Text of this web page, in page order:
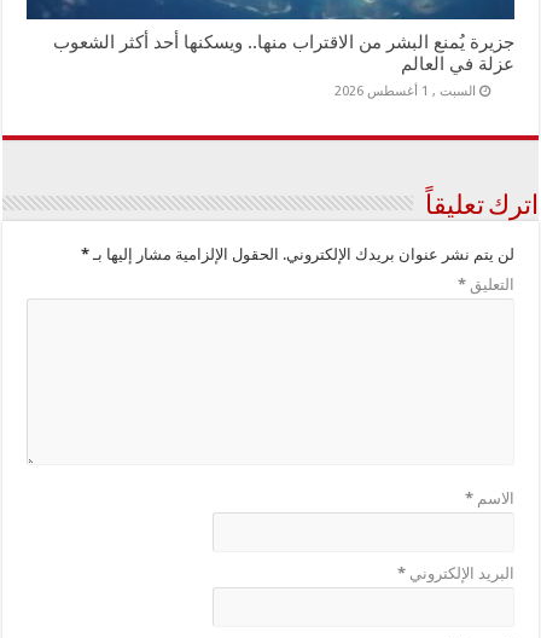
جزيرة يُمنع البشر من الاقتراب منها.. ويسكنها أحد أكثر الشعوب
عزلة في العالم
السبت , 1 أغسطس 2026
اترك تعليقاً
لن يتم نشر عنوان بريدك الإلكتروني. الحقول الإلزامية مشار إليها بـ*
التعليق*
الاسم*
البريد الإلكتروني*